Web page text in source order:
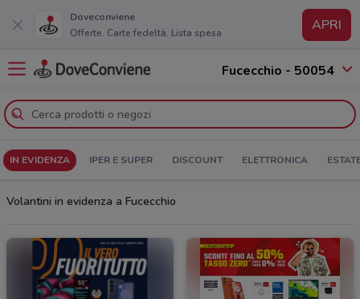
Doveconviene
Offerte. Carte fedeltà. Lista spesa
APRI
Fucecchio - 50054
IN EVIDENZA IPER E SUPER DISCOUNT ELETTRONICA
Volantini in evidenza a Fucecchio